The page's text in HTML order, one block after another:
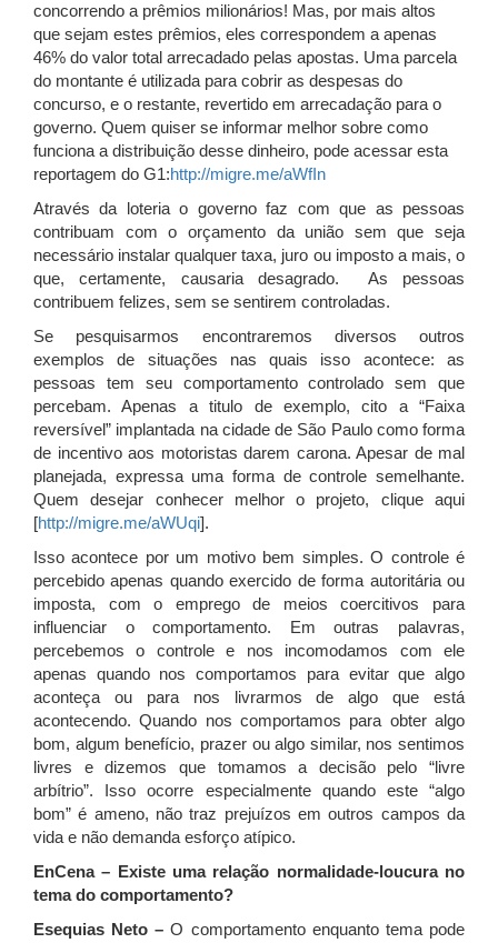
concorrendo a prêmios milionários! Mas, por mais altos
que sejam estes prêmios, eles correspondem a apenas
46% do valor total arrecadado pelas apostas. Uma parcela
do montante é utilizada para cobrir as despesas do
concurso, e o restante, revertido em arrecadação para o
governo. Quem quiser se informar melhor sobre como
funciona a distribuição desse dinheiro, pode acessar esta
reportagem do G1:http://migre.me/aWfIn
Através da loteria o governo faz com que as pessoas
contribuam com o orçamento da união sem que seja
necessário instalar qualquer taxa, juro ou imposto a mais, o
que, certamente, causaria desagrado. As pessoas
contribuem felizes, sem se sentirem controladas.
Se pesquisarmos encontraremos diversos outros
exemplos de situações nas quais isso acontece: as
pessoas tem seu comportamento controlado sem que
percebam. Apenas a titulo de exemplo, cito a “Faixa
reversível” implantada na cidade de São Paulo como forma
de incentivo aos motoristas darem carona. Apesar de mal
planejada, expressa uma forma de controle semelhante.
Quem desejar conhecer melhor o projeto, clique aqui
[http://migre.me/aWUqi].
Isso acontece por um motivo bem simples. O controle é
percebido apenas quando exercido de forma autoritária ou
imposta, com o emprego de meios coercitivos para
influenciar o comportamento. Em outras palavras,
percebemos o controle e nos incomodamos com ele
apenas quando nos comportamos para evitar que algo
aconteça ou para nos livrarmos de algo que está
acontecendo. Quando nos comportamos para obter algo
bom, algum benefício, prazer ou algo similar, nos sentimos
livres e dizemos que tomamos a decisão pelo “livre
arbítrio”. Isso ocorre especialmente quando este “algo
bom” é ameno, não traz prejuízos em outros campos da
vida e não demanda esforço atípico.
EnCena – Existe uma relação normalidade-loucura no
tema do comportamento?
Esequias Neto –O comportamento enquanto tema pode